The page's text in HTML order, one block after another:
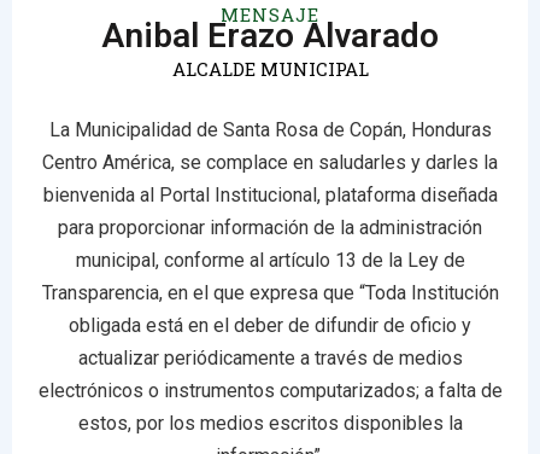
MENSAJE
Anibal Erazo Alvarado
ALCALDE MUNICIPAL
La Municipalidad de Santa Rosa de Copán, Honduras
Centro América, se complace en saludarles y darles la
bienvenida al Portal Institucional, plataforma diseñada
para proporcionar información de la administración
municipal, conforme al artículo 13 de la Ley de
Transparencia, en el que expresa que “Toda Institución
obligada está en el deber de difundir de oficio y
actualizar periódicamente a través de medios
electrónicos o instrumentos computarizados; a falta de
estos, por los medios escritos disponibles la